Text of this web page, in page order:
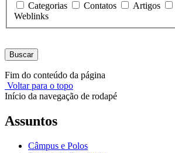
Categorias
Contatos Artigos
Weblinks
Buscar
Fim do conteúdo da página
Voltar para o topo
Início da navegação de rodapé
Assuntos
Câmpus e Polos